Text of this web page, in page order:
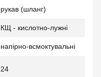
рукав (шланг)
КЩ - кислотно-лужні
напірно-всмоктувальні
24